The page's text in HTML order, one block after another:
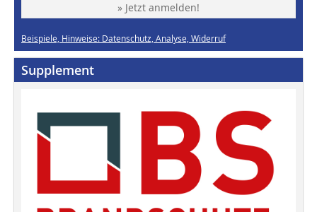
» Jetzt anmelden!
Beispiele, Hinweise: Datenschutz, Analyse, Widerruf
Supplement